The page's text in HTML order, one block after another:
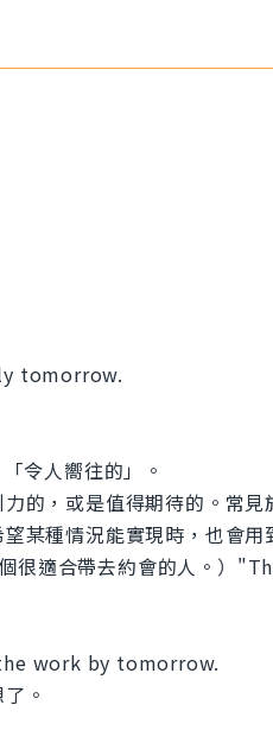
tomorrow.
令人嚮往的」。
的，或是值得期待的。常
某種情況能實現時，也會
適合帶去約會的人。）
work by tomorrow.
。